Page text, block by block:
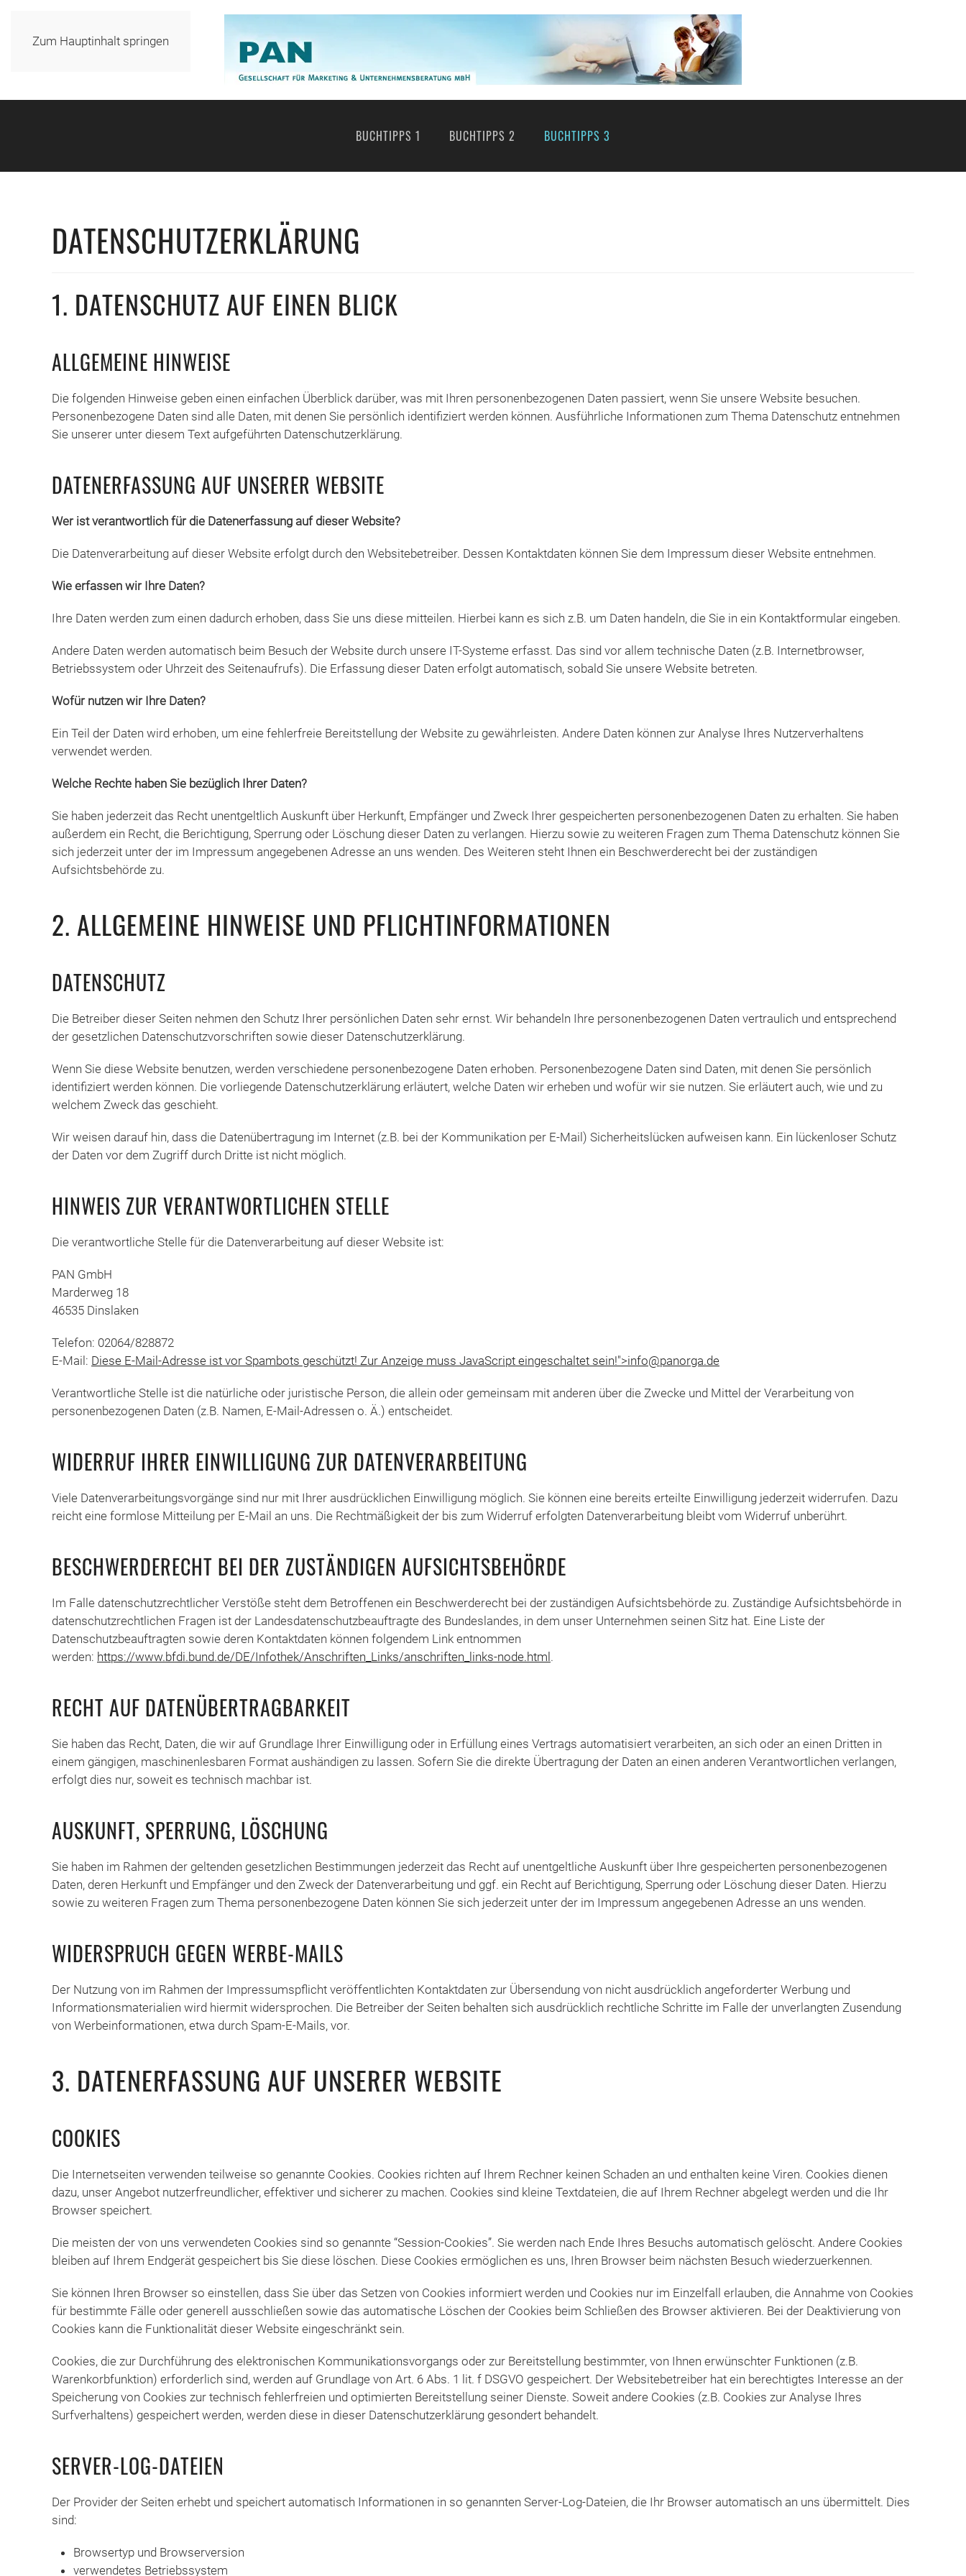
Zum Hauptinhalt springen
BUCHTIPPS 1 BUCHTIPPS 2 BUCHTIPPS 3
DATENSCHUTZERKLÄRUNG
1. DATENSCHUTZ AUF EINEN BLICK
ALLGEMEINE HINWEISE
Die folgenden Hinweise geben einen einfachen Überblick darüber, was mit Ihren personenbezogenen Daten passiert, wenn Sie unsere Website besuchen.
Personenbezogene Daten sind alle Daten, mit denen Sie persönlich identifiziert werden können. Ausführliche Informationen zum Thema Datenschutz entnehmen
Sie unserer unter diesem Text aufgeführten Datenschutzerklärung.
DATENERFASSUNG AUF UNSERER WEBSITE
Wer ist verantwortlich für die Datenerfassung auf dieser Website?
Die Datenverarbeitung auf dieser Website erfolgt durch den Websitebetreiber. Dessen Kontaktdaten können Sie dem Impressum dieser Website entnehmen.
Wie erfassen wir Ihre Daten?
Ihre Daten werden zum einen dadurch erhoben, dass Sie uns diese mitteilen. Hierbei kann es sich z.B. um Daten handeln, die Sie in ein Kontaktformular eingeben.
Andere Daten werden automatisch beim Besuch der Website durch unsere IT-Systeme erfasst. Das sind vor allem technische Daten (z.B. Internetbrowser,
Betriebssystem oder Uhrzeit des Seitenaufrufs). Die Erfassung dieser Daten erfolgt automatisch, sobald Sie unsere Website betreten.
Wofür nutzen wir Ihre Daten?
Ein Teil der Daten wird erhoben, um eine fehlerfreie Bereitstellung der Website zu gewährleisten. Andere Daten können zur Analyse Ihres Nutzerverhaltens
verwendet werden.
Welche Rechte haben Sie bezüglich Ihrer Daten?
Sie haben jederzeit das Recht unentgeltlich Auskunft über Herkunft, Empfänger und Zweck Ihrer gespeicherten personenbezogenen Daten zu erhalten. Sie haben
außerdem ein Recht, die Berichtigung, Sperrung oder Löschung dieser Daten zu verlangen. Hierzu sowie zu weiteren Fragen zum Thema Datenschutz können Sie
sich jederzeit unter der im Impressum angegebenen Adresse an uns wenden. Des Weiteren steht Ihnen ein Beschwerderecht bei der zuständigen
Aufsichtsbehörde zu.
2. ALLGEMEINE HINWEISE UND PFLICHTINFORMATIONEN
DATENSCHUTZ
Die Betreiber dieser Seiten nehmen den Schutz Ihrer persönlichen Daten sehr ernst. Wir behandeln Ihre personenbezogenen Daten vertraulich und entsprechend
der gesetzlichen Datenschutzvorschriften sowie dieser Datenschutzerklärung.
Wenn Sie diese Website benutzen, werden verschiedene personenbezogene Daten erhoben. Personenbezogene Daten sind Daten, mit denen Sie persönlich
identifiziert werden können. Die vorliegende Datenschutzerklärung erläutert, welche Daten wir erheben und wofür wir sie nutzen. Sie erläutert auch, wie und zu
welchem Zweck das geschieht.
Wir weisen darauf hin, dass die Datenübertragung im Internet (z.B. bei der Kommunikation per E-Mail) Sicherheitslücken aufweisen kann. Ein lückenloser Schutz
der Daten vor dem Zugriff durch Dritte ist nicht möglich.
HINWEIS ZUR VERANTWORTLICHEN STELLE
Die verantwortliche Stelle für die Datenverarbeitung auf dieser Website ist:
PAN GmbH
Marderweg 18
46535 Dinslaken
Telefon: 02064/828872
E-Mail: Diese E-Mail-Adresse ist vor Spambots geschützt! Zur Anzeige muss JavaScript eingeschaltet sein!">info@panorga.de
Verantwortliche Stelle ist die natürliche oder juristische Person, die allein oder gemeinsam mit anderen über die Zwecke und Mittel der Verarbeitung von
personenbezogenen Daten (z.B. Namen, E-Mail-Adressen o. Ä.) entscheidet.
WIDERRUF IHRER EINWILLIGUNG ZUR DATENVERARBEITUNG
Viele Datenverarbeitungsvorgänge sind nur mit Ihrer ausdrücklichen Einwilligung möglich. Sie können eine bereits erteilte Einwilligung jederzeit widerrufen. Dazu
reicht eine formlose Mitteilung per E-Mail an uns. Die Rechtmäßigkeit der bis zum Widerruf erfolgten Datenverarbeitung bleibt vom Widerruf unberührt.
BESCHWERDERECHT BEI DER ZUSTÄNDIGEN AUFSICHTSBEHÖRDE
Im Falle datenschutzrechtlicher Verstöße steht dem Betroffenen ein Beschwerderecht bei der zuständigen Aufsichtsbehörde zu. Zuständige Aufsichtsbehörde in
datenschutzrechtlichen Fragen ist der Landesdatenschutzbeauftragte des Bundeslandes, in dem unser Unternehmen seinen Sitz hat. Eine Liste der
Datenschutzbeauftragten sowie deren Kontaktdaten können folgendem Link entnommen
werden: https://www.bfdi.bund.de/DE/Infothek/Anschriften_Links/anschriften_links-node.html .
RECHT AUF DATENÜBERTRAGBARKEIT
Sie haben das Recht, Daten, die wir auf Grundlage Ihrer Einwilligung oder in Erfüllung eines Vertrags automatisiert verarbeiten, an sich oder an einen Dritten in
einem gängigen, maschinenlesbaren Format aushändigen zu lassen. Sofern Sie die direkte Übertragung der Daten an einen anderen Verantwortlichen verlangen,
erfolgt dies nur, soweit es technisch machbar ist.
AUSKUNFT, SPERRUNG, LÖSCHUNG
Sie haben im Rahmen der geltenden gesetzlichen Bestimmungen jederzeit das Recht auf unentgeltliche Auskunft über Ihre gespeicherten personenbezogenen
Daten, deren Herkunft und Empfänger und den Zweck der Datenverarbeitung und ggf. ein Recht auf Berichtigung, Sperrung oder Löschung dieser Daten. Hierzu
sowie zu weiteren Fragen zum Thema personenbezogene Daten können Sie sich jederzeit unter der im Impressum angegebenen Adresse an uns wenden.
WIDERSPRUCH GEGEN WERBE-MAILS
Der Nutzung von im Rahmen der Impressumspflicht veröffentlichten Kontaktdaten zur Übersendung von nicht ausdrücklich angeforderter Werbung und
Informationsmaterialien wird hiermit widersprochen. Die Betreiber der Seiten behalten sich ausdrücklich rechtliche Schritte im Falle der unverlangten Zusendung
von Werbeinformationen, etwa durch Spam-E-Mails, vor.
3. DATENERFASSUNG AUF UNSERER WEBSITE
COOKIES
Die Internetseiten verwenden teilweise so genannte Cookies. Cookies richten auf Ihrem Rechner keinen Schaden an und enthalten keine Viren. Cookies dienen
dazu, unser Angebot nutzerfreundlicher, effektiver und sicherer zu machen. Cookies sind kleine Textdateien, die auf Ihrem Rechner abgelegt werden und die Ihr
Browser speichert.
Die meisten der von uns verwendeten Cookies sind so genannte “Session-Cookies”. Sie werden nach Ende Ihres Besuchs automatisch gelöscht. Andere Cookies
bleiben auf Ihrem Endgerät gespeichert bis Sie diese löschen. Diese Cookies ermöglichen es uns, Ihren Browser beim nächsten Besuch wiederzuerkennen.
Sie können Ihren Browser so einstellen, dass Sie über das Setzen von Cookies informiert werden und Cookies nur im Einzelfall erlauben, die Annahme von Cookies
für bestimmte Fälle oder generell ausschließen sowie das automatische Löschen der Cookies beim Schließen des Browser aktivieren. Bei der Deaktivierung von
Cookies kann die Funktionalität dieser Website eingeschränkt sein.
Cookies, die zur Durchführung des elektronischen Kommunikationsvorgangs oder zur Bereitstellung bestimmter, von Ihnen erwünschter Funktionen (z.B.
Warenkorbfunktion) erforderlich sind, werden auf Grundlage von Art. 6 Abs. 1 lit. f DSGVO gespeichert. Der Websitebetreiber hat ein berechtigtes Interesse an der
Speicherung von Cookies zur technisch fehlerfreien und optimierten Bereitstellung seiner Dienste. Soweit andere Cookies (z.B. Cookies zur Analyse Ihres
Surfverhaltens) gespeichert werden, werden diese in dieser Datenschutzerklärung gesondert behandelt.
SERVER-LOG-DATEIEN
Der Provider der Seiten erhebt und speichert automatisch Informationen in so genannten Server-Log-Dateien, die Ihr Browser automatisch an uns übermittelt. Dies
sind:
Browsertyp und Browserversion
verwendetes Betriebssystem